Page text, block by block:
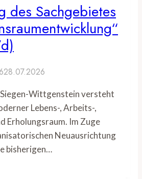
des Sachgebietes
28.07.2026
Wittgenstein versteht
Lebens-, Arbeits-,
Erholungsraum. Im Zuge
Neuausrichtung
bisherigen…